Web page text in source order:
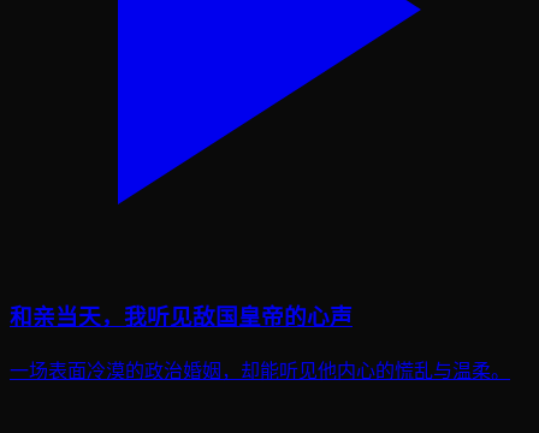
和亲当天，我听见敌国皇帝的心声
一场表面冷漠的政治婚姻，却能听见他内心的慌乱与温柔。